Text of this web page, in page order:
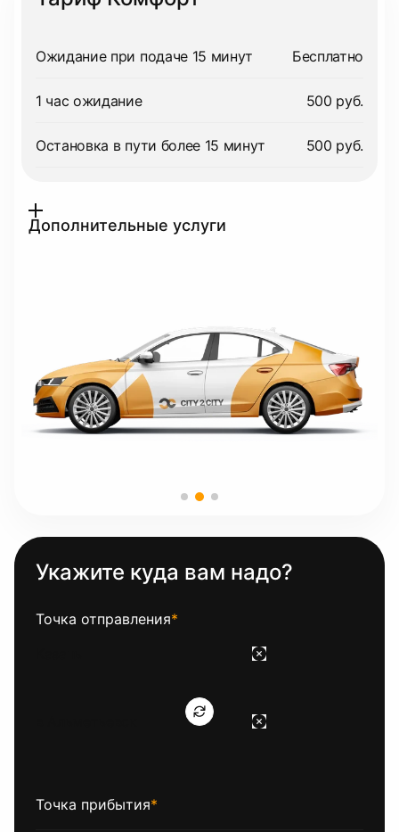
Ожидание при подаче 15 минут Бесплатно
1 час ожидание 500 руб.
Остановка в пути более 15 минут 500 руб.
Дополнительные услуги
Укажите куда вам надо?
Точка отправления*
Точка прибытия*